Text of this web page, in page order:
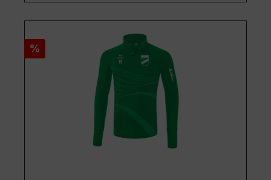
Rabatt
%